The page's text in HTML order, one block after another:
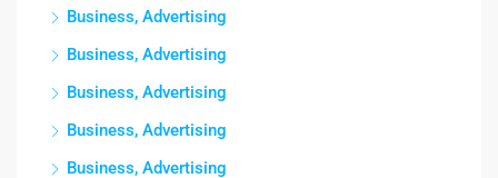
Business, Advertising
Business, Advertising
Business, Advertising
Business, Advertising
Business, Advertising